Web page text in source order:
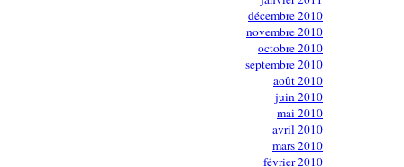
décembre 2010
novembre 2010
octobre 2010
septembre 2010
août 2010
juin 2010
mai 2010
avril 2010
mars 2010
février 2010